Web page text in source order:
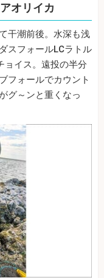
オリイカ
干潮前後。水深も浅
スフォールLCラトル
ョイス。遠投の半分
フォールでカウント
グ～ンと重くなっ